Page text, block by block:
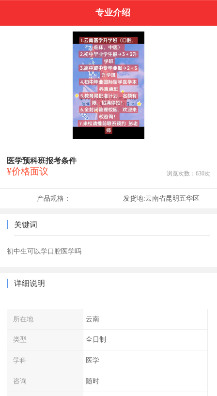
专业介绍
医学预科班报考条件
¥价格面议 浏览次数： 630次
产品规格： 发货地:云南省昆明五华区
关键词
初中生可以学口腔医学吗
详细说明
所在地 云南
类型 全日制
学科 医学
咨询 随时